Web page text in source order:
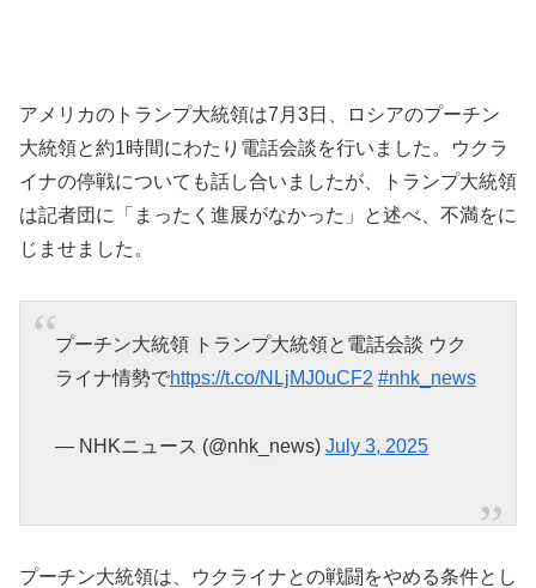
アメリカのトランプ大統領は7月3日、ロシアのプーチン
大統領と約1時間にわたり電話会談を行いました。ウクラ
イナの停戦についても話し合いましたが、トランプ大統領
は記者団に「まったく進展がなかった」と述べ、不満をに
じませました。
プーチン大統領 トランプ大統領と電話会談 ウク
ライナ情勢でhttps://t.co/NLjMJ0uCF2 #nhk_news
— NHKニュース (@nhk_news) July 3, 2025
プーチン大統領は、ウクライナとの戦闘をやめる条件とし